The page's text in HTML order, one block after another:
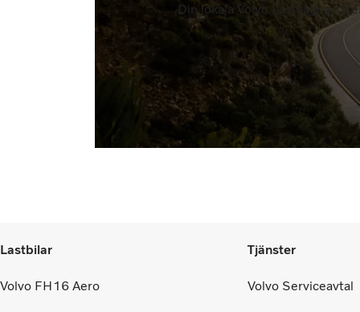
Din lokala Volvo Lastvagnar-
Lastbilar
Volvo FH16 Aero
Tjänster
Volvo Serviceavtal